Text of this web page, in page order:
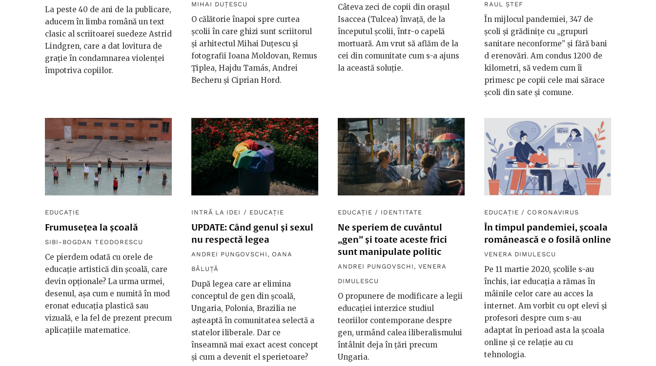
La peste 40 de ani de la publicare,
aducem în limba română un text
clasic al scriitoarei suedeze Astrid
Lindgren, care a dat lovitura de
grație în condamnarea violenței
împotriva copiilor.
MIHAI DUȚESCU
O călătorie înapoi spre curtea
școlii în care ghizi sunt scriitorul
și arhitectul Mihai Duțescu și
fotografii Ioana Moldovan, Remus
Țiplea, Hajdu Tamás, Andrei
Becheru și Ciprian Hord.
Câteva zeci de copii din orașul
Isaccea (Tulcea) învață, de la
începutul școlii, într-o capelă
mortuară. Am vrut să aflăm de la
cei din comunitate cum s-a ajuns
la această soluție.
RAUL ȘTEF
În mijlocul pandemiei, 347 de
școli și grădinițe cu „grupuri
sanitare neconforme” și fără bani
d erenovări. Am condus 1200 de
kilometri, să vedem cum îi
primesc pe copii cele mai sărace
școli din sate și comune.
EDUCAȚIE
Frumusețea la școală
SIBI-BOGDAN TEODORESCU
Ce pierdem odată cu orele de
educație artistică din școală, care
devin opționale? La urma urmei,
desenul, așa cum e numită în mod
eronat educația plastică sau
vizuală, e la fel de prezent precum
aplicațiile matematice.
INTRĂ LA IDEI / EDUCAȚIE
UPDATE: Când genul și sexul
nu respectă legea
ANDREI PUNGOVSCHI , OANA
BĂLUȚĂ
După legea care ar elimina
conceptul de gen din școală,
Ungaria, Polonia, Brazilia ne
așteaptă în comunitatea selectă a
statelor iliberale. Dar ce
înseamnă mai exact acest concept
și cum a devenit el sperietoare?
EDUCAȚIE / IDENTITATE
Ne speriem de cuvântul
„gen” și toate aceste frici
sunt manipulate politic
ANDREI PUNGOVSCHI , VENERA
DIMULESCU
O propunere de modificare a legii
educației interzice studiul
teoriilor contemporane despre
gen, urmând calea iliberalismului
întâlnit deja în țări precum
Ungaria.
EDUCAȚIE / CORONAVIRUS
În timpul pandemiei, școala
românească e o fosilă online
VENERA DIMULESCU
Pe 11 martie 2020, școlile s-au
închis, iar educația a rămas în
mâinile celor care au acces la
internet. Am vorbit cu opt elevi și
profesori despre cum s-au
adaptat în perioad asta la școala
online și ce relație au cu
tehnologia.